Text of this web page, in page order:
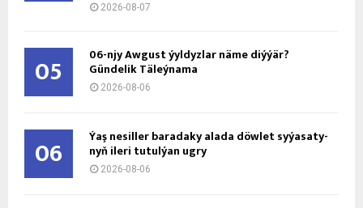
2026-08-07
05 06-njy Awgust ýyldyzlar näme diýýär?
Gündelik Täleýnama
2026-08-06
06 Ýaş ne­sil­ler ba­ra­da­ky ala­da döw­let sy­ýa­sa­ty­
nyň ile­ri tu­tul­ýan ug­ry
2026-08-06